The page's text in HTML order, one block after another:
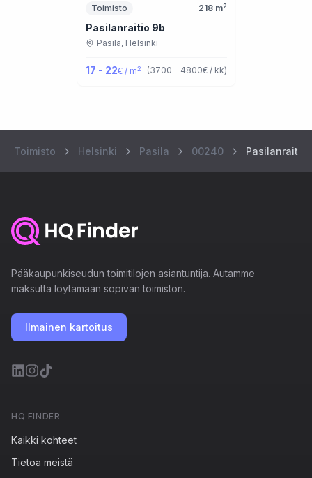
Toimisto 218m2
Pasilanraitio 9b
Pasila, Helsinki
17 - 22€ / m2 (3700 - 4800€ / kk)
Toimisto Helsinki Pasila 00240 Pasilanraitio
Pääkaupunkiseudun toimitilojen asiantuntija. Autamme
maksutta löytämään sopivan toimiston.
Ilmainen kartoitus
HQ FINDER
Kaikki kohteet
Tietoa meistä